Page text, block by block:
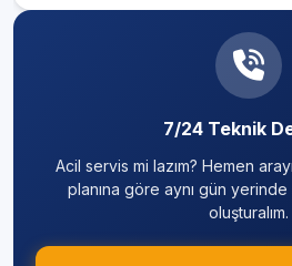
7/24 Teknik
Acil servis mi lazım? Hemen
planına göre aynı gün
oluşturalım.